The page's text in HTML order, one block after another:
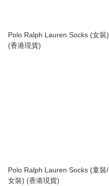
Polo Ralph Lauren Socks (女裝)
(香港現貨)
Polo Ralph Lauren Socks (童裝/
女裝) (香港現貨)